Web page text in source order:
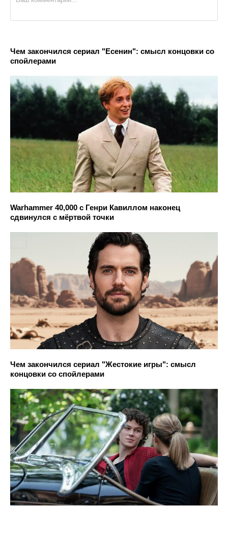
Чем закончился сериал "Есенин": смысл концовки со
спойлерами
Warhammer 40,000 с Генри Кавиллом наконец
сдвинулся с мёртвой точки
Чем закончился сериал "Жестокие игры": смысл
концовки со спойлерами